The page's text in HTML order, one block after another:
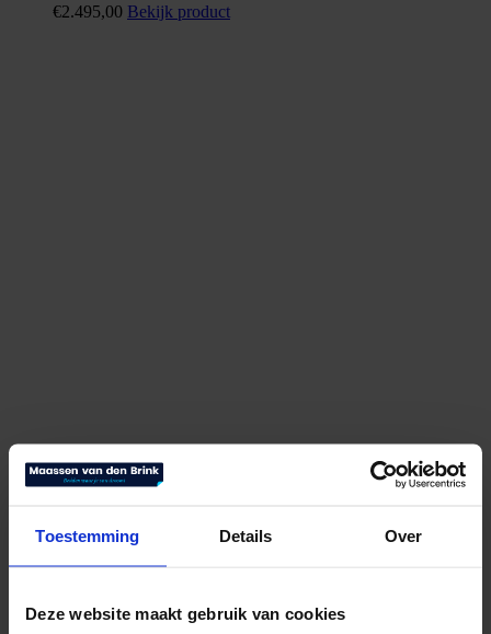
Toestemming Details Over
Deze website maakt gebruik van cookies
€2.495,00 Bekijk product